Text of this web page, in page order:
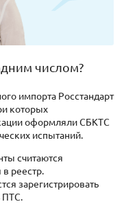
числом?
импорта Росстандарт
которых
оформляли СБКТС
испытаний.
считаются
реестр.
зарегистрировать
ПТС.